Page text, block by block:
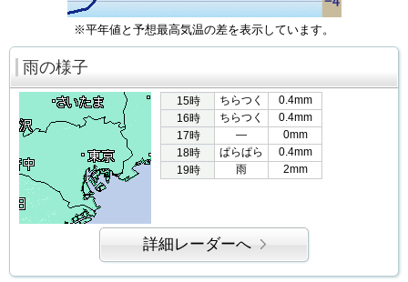
※平年値と予想最高気温の差を表示しています。
雨の様子
15時 ちらつく
0.4mm
16時
ちらつく
0.4mm
17時
―
0mm
18時
ぱらぱら
0.4mm
19時
雨 2mm
詳細レーダーへ